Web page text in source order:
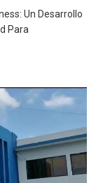
Un Desarrollo
Para